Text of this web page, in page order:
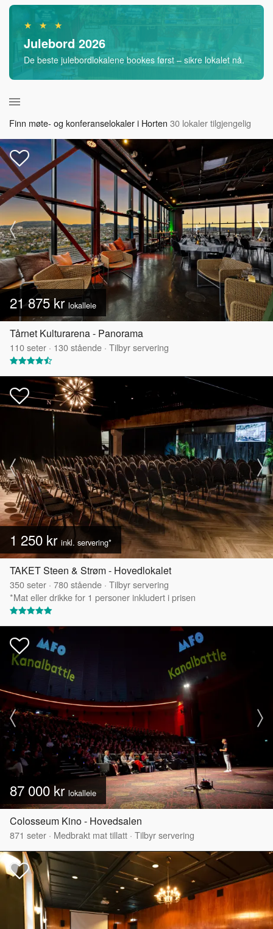
★ ★ ★
Julebord 2026
De beste julebordlokalene bookes først – sikre lokalet nå.
Finn møte- og konferanselokaler i Horten 30 lokaler tilgjengelig
21 875 krlokalleie
Tårnet Kulturarena - Panorama
110seter · 130stående · Tilbyr servering
1 250 kr inkl. servering*
TAKET Steen & Strøm - Hovedlokalet
350seter · 780stående · Tilbyr servering
*Mat eller drikke for 1 personer inkludert i prisen
87 000 kr lokalleie
Colosseum Kino - Hovedsalen
871 seter · Medbrakt mat tillatt · Tilbyr servering